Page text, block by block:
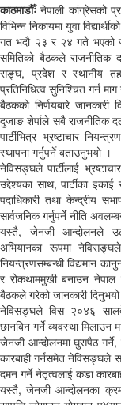
काठमाडौँःनेपाली कांग्रेसको
विभिन्न निकायमा युवा
गत भदौ २३ र २४ गते भएको
समितिको बैठकले राजनीतिक
सङ्घ, प्रदेश र स्थानीय
प्रतिनिधित्व सुनिश्चित गर्न
बैठकको निर्णयबारे
दुजाङ शेर्पाले सबै राजनीतिक
पार्टीभित्र भ्रष्टाचार
स्थापना गर्नुपर्ने बताउनुभयो ।
नेविसङ्घले पार्टीलाई
उद्देश्यका साथ, पार्टीका
पदाधिकारी तथा केन्द्रीय
सार्वजनिक गर्नुपर्ने नीति
यस्तै, जेनजी आन्दोलनले
अभियानका रूपमा
नियन्त्रणसम्बन्धी विद्यमान
र रोकथाममुखी बनाउन नेपाल
बैठकले गरेको जानकारी
नेविसङ्घले विस २०४६
छानबिन गर्ने व्यवस्था
जेनजी आन्दोलनमा घुसपैठ गर्ने,
कारबाही गर्नसमेत नेविसङ्घले
दमन गर्ने नेतृत्वलाई कडा
यस्तै, जेनजी आन्दोलनका